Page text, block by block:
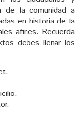
de la comunidad a
en historia de la
afines. Recuerda
debes llenar los